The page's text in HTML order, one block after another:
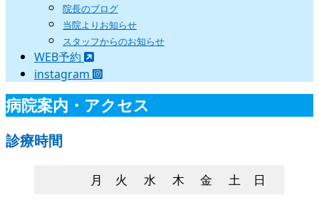
院長のブログ
当院よりお知らせ
スタッフからのお知らせ
WEB予約
instagram
病院案内・アクセス
診療時間
月 火 水 木 金 土
日